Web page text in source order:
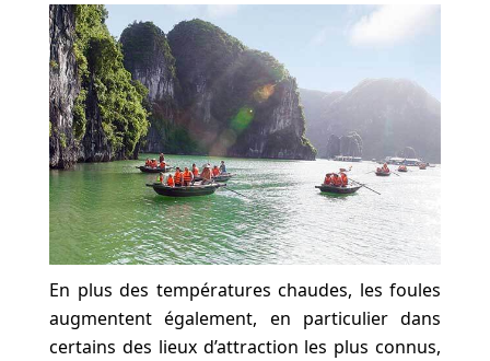
En plus des températures chaudes, les foules
augmentent également, en particulier dans
certains des lieux d’attraction les plus connus,